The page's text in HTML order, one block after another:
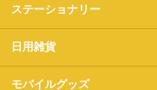
ステーショナリー
日用雑貨
モバイルグッズ